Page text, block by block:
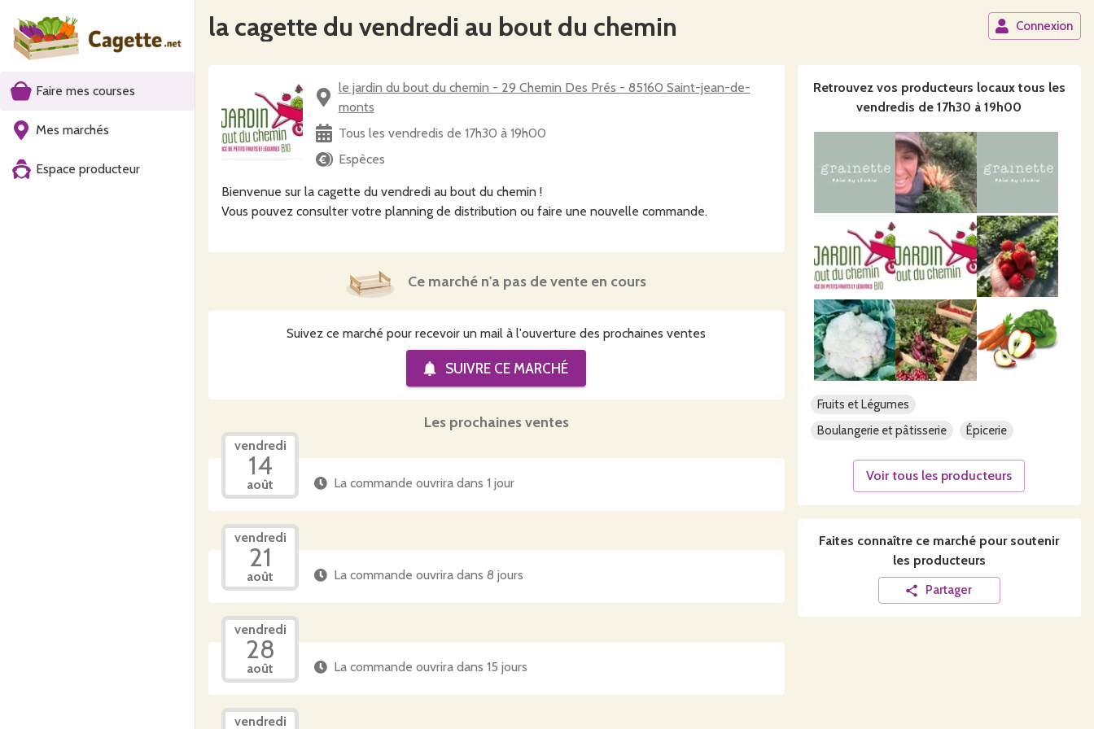
Faire mes courses
Mes marchés
Espace producteur
la cagette du vendredi au bout du chemin Connexion
le jardin du bout du chemin - 29 Chemin Des Prés - 85160 Saint-jean-de-
monts
Tous les vendredis de 17h30 à 19h00
Espèces
Bienvenue sur la cagette du vendredi au bout du chemin !
Vous pouvez consulter votre planning de distribution ou faire une nouvelle commande.
Suivez ce marché pour recevoir un mail à l'ouverture des prochaines ventes
SUIVRE CE MARCHÉ
Ce marché n'a pas de vente en cours
Les prochaines ventes
vendredi
14
août La commande ouvrira dans 1 jour
vendredi
21
août La commande ouvrira dans 8 jours
vendredi
28
août La commande ouvrira dans 15 jours
vendredi
Retrouvez vos producteurs locaux tous les
vendredis de 17h30 à 19h00
Fruits et Légumes
Boulangerie et pâtisserie
Épicerie
Voir tous les producteurs
Faites connaître ce marché pour soutenir
les producteurs
Partager